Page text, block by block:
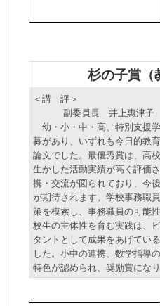
杉の子賞（
＜講 評＞
副委員長 井上惠津子
幼・小・中・高、特別支援
募があり、いずれも今日的教
論文でした。最優秀賞は、高
生かした活動実績が高く評価
携・交流が図られており、今
が期待されます。学校事務職
策を模索し、事務職員の可能
校生の主体性を育む実践は、
タントとして成果をあげてい
した。小中の連携、数学指導
特色が認められ、奨励賞になり